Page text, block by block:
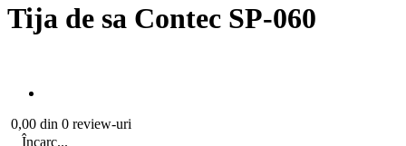
Tija de sa Contec SP-060
0,00 din 0 review-uri
Încarc...